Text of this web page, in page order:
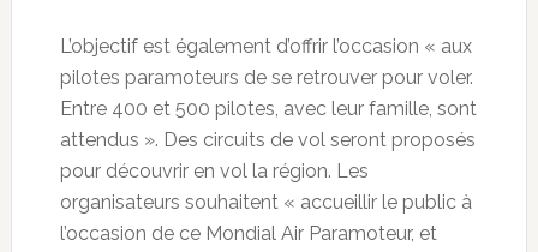
L’objectif est également d’offrir l’occasion « aux
pilotes paramoteurs de se retrouver pour voler.
Entre 400 et 500 pilotes, avec leur famille, sont
attendus ». Des circuits de vol seront proposés
pour découvrir en vol la région. Les
organisateurs souhaitent « accueillir le public à
l’occasion de ce Mondial Air Paramoteur, et